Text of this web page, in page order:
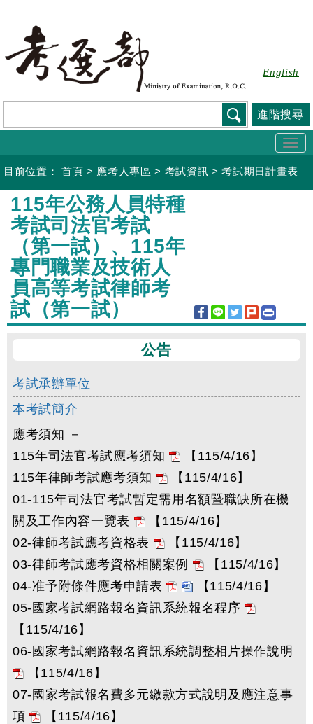
要
容
English
進階搜尋
目前位置： 首頁 > 應考人專區 > 考試資訊 >考試期日計畫表
:::
115年公務人員特種
考試司法官考試
（第一試）、115年
專門職業及技術人
員高等考試律師考
試（第一試）
公告
考試承辦單位
本考試簡介
應考須知 －
115年司法官考試應考須知
【115/4/16】
115年律師考試應考須知
【115/4/16】
01-115年司法官考試暫定需用名額暨職缺所在機
關及工作內容一覽表
【115/4/16】
02-律師考試應考資格表
【115/4/16】
03-律師考試應考資格相關案例
【115/4/16】
04-准予附條件應考申請表
【115/4/16】
05-國家考試網路報名資訊系統報名程序
【115/4/16】
06-國家考試網路報名資訊系統調整相片操作說明
【115/4/16】
07-國家考試報名費多元繳款方式說明及應注意事
項
【115/4/16】